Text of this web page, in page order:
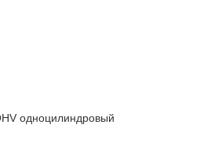
одноцилиндровый